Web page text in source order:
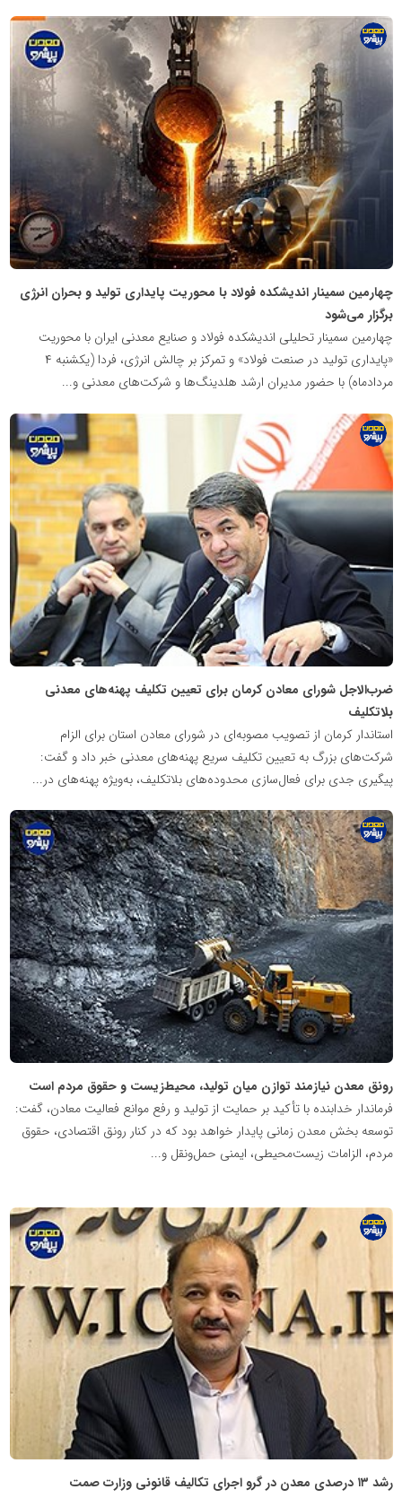
چهارمین سمینار اندیشکده فولاد با محوریت پایداری تولید و بحران انرژی
برگزار می‌شود
چهارمین سمینار تحلیلی اندیشکده فولاد و صنایع معدنی ایران با محوریت
«پایداری تولید در صنعت فولاد» و تمرکز بر چالش انرژی، فردا (یکشنبه ۴
مردادماه) با حضور مدیران ارشد هلدینگ‌ها و شرکت‌های معدنی و...
اطلاع
ضرب‌الاجل شورای معادن کرمان برای تعیین تکلیف پهنه‌های معدنی
بلاتکلیف
استاندار کرمان از تصویب مصوبه‌ای در شورای معادن استان برای الزام
شرکت‌های بزرگ به تعیین تکلیف سریع پهنه‌های معدنی خبر داد و گفت:
پیگیری جدی برای فعال‌سازی محدوده‌های بلاتکلیف، به‌ویژه پهنه‌های در...
پایگاه
رسانی
معدن
رونق معدن نیازمند توازن میان تولید، محیط‌زیست و حقوق مردم است
فرماندار خدابنده با تأکید بر حمایت از تولید و رفع موانع فعالیت معادن، گفت:
توسعه بخش معدن زمانی پایدار خواهد بود که در کنار رونق اقتصادی، حقوق
مردم، الزامات زیست‌محیطی، ایمنی حمل‌ونقل و...
پایگاه
اطلاع
رسانی
معدن
پیشرو
رشد ۱۳ درصدی معدن در گرو اجرای تکالیف قانونی وزارت صمت
اطلاع
رسانی
معدن
پیشرو